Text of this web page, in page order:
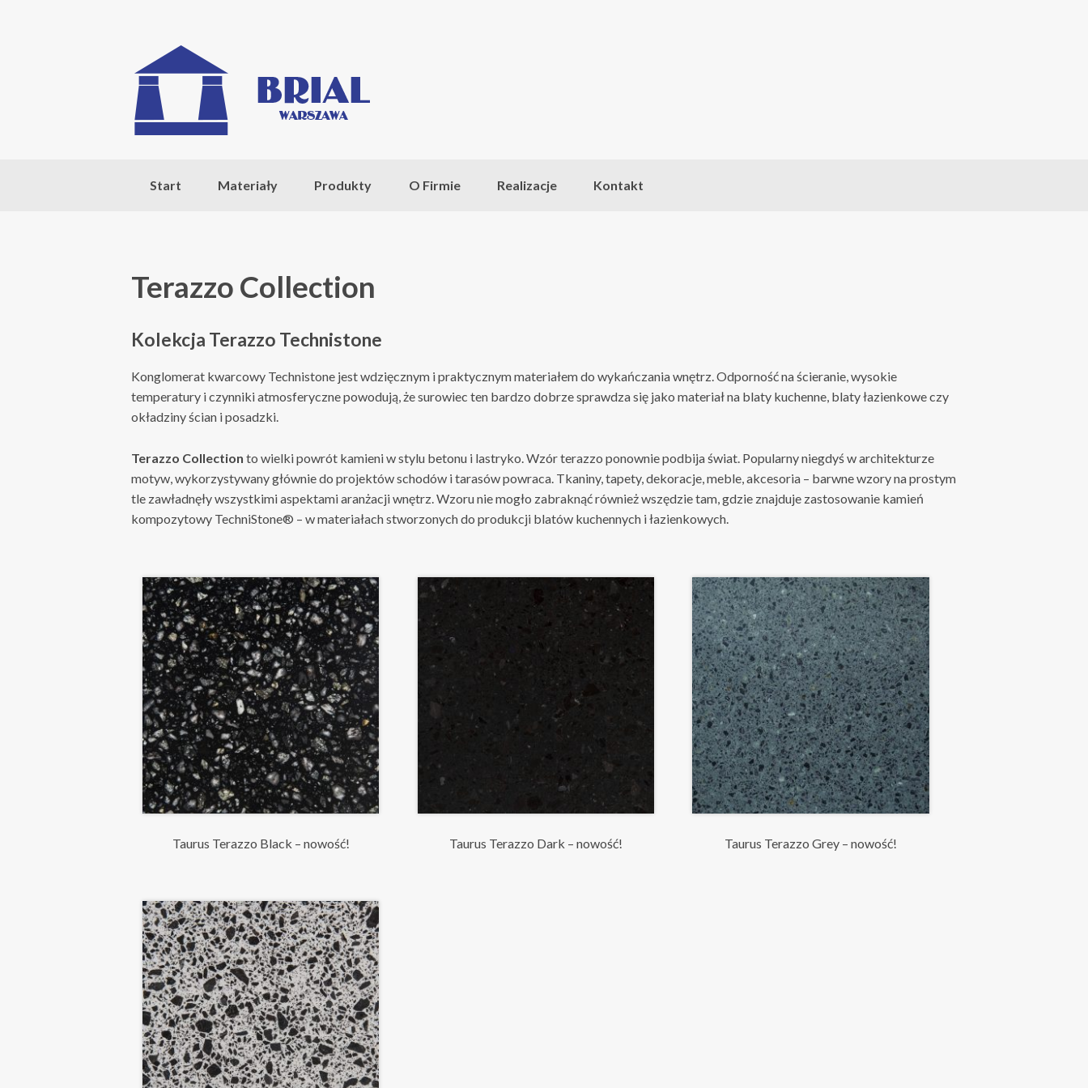
Start Materiały Produkty O Firmie Realizacje Kontakt
Terazzo Collection
Kolekcja Terazzo Technistone
Konglomerat kwarcowy Technistone jest wdzięcznym i praktycznym materiałem do wykańczania wnętrz. Odporność na ścieranie, wysokie
temperatury i czynniki atmosferyczne powodują, że surowiec ten bardzo dobrze sprawdza się jako materiał na blaty kuchenne, blaty łazienkowe czy
okładziny ścian i posadzki.
Terazzo Collection to wielki powrót kamieni w stylu betonu i lastryko. Wzór terazzo ponownie podbija świat. Popularny niegdyś w architekturze
motyw, wykorzystywany głównie do projektów schodów i tarasów powraca. Tkaniny, tapety, dekoracje, meble, akcesoria – barwne wzory na prostym
tle zawładnęły wszystkimi aspektami aranżacji wnętrz. Wzoru nie mogło zabraknąć również wszędzie tam, gdzie znajduje zastosowanie kamień
kompozytowy TechniStone® – w materiałach stworzonych do produkcji blatów kuchennych i łazienkowych.
Taurus Terazzo Black – nowość! Taurus Terazzo Dark – nowość! Taurus Terazzo Grey – nowość!